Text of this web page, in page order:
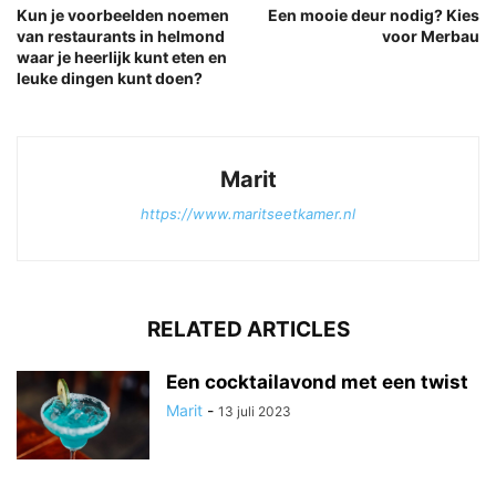
Kun je voorbeelden noemen
van restaurants in helmond
waar je heerlijk kunt eten en
leuke dingen kunt doen?
Een mooie deur nodig? Kies
voor Merbau
Marit
https://www.maritseetkamer.nl
RELATED ARTICLES
Een cocktailavond met een twist
Marit - 13 juli 2023